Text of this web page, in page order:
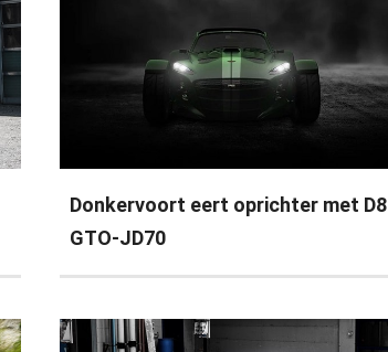
Donkervoort eert oprichter met D8
GTO-JD70